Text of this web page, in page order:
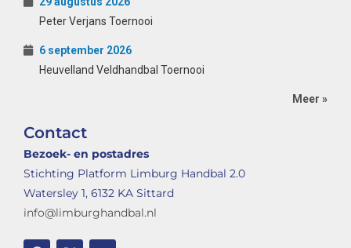
Peter Verjans Toernooi
6 september 2026
Heuvelland Veldhandbal Toernooi
Meer »
Contact
Bezoek- en postadres
Stichting Platform Limburg Handbal 2.0
Watersley 1, 6132 KA Sittard
info@limburghandbal.nl